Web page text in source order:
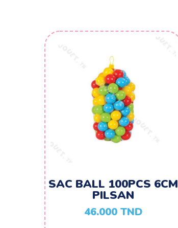
SAC BALL 100PCS 6CM
PILSAN
46.000 TND